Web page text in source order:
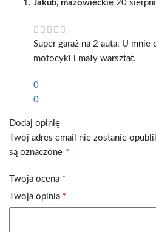
Jakub, mazowieckie 20
Super garaż na 2 auta. U
motocykl i mały warsztat.
0
0
Dodaj opinię
Twój adres email nie zostanie
są oznaczone *
Twoja ocena *
Twoja opinia *